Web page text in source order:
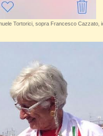
Tortorici, sopra Francesco Cazzato,